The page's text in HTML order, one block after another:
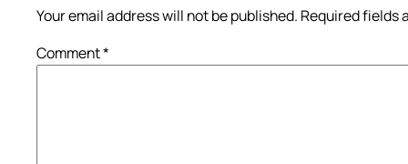
Your email address will not be published. Required fields
Comment*